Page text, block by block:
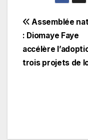
de
l’article
Assemblée
: Diomaye Faye
accélère
trois projets de